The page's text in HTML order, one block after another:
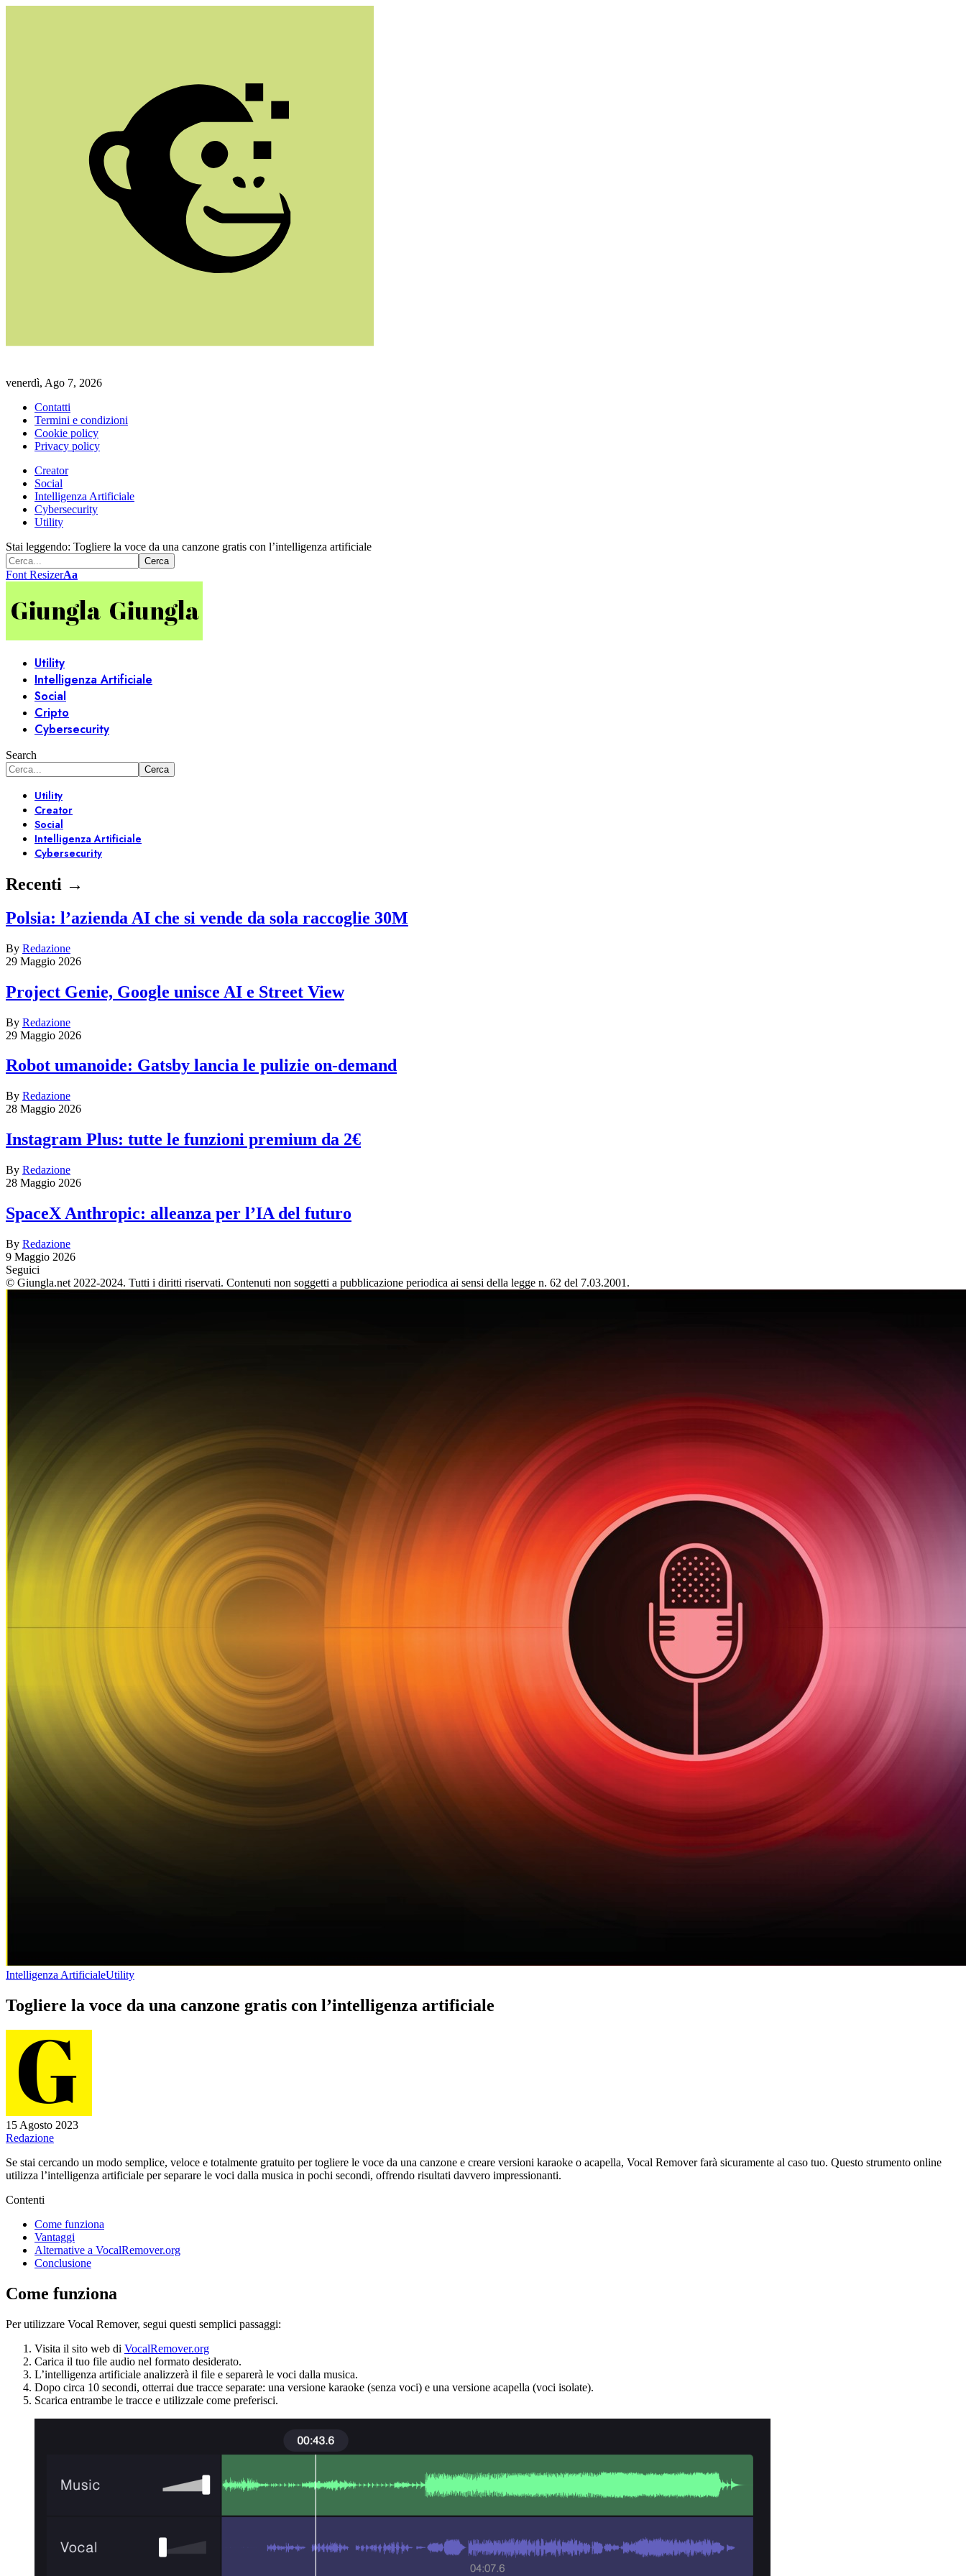
venerdì, Ago 7, 2026
Contatti
Termini e condizioni
Cookie policy
Privacy policy
Creator
Social
Intelligenza Artificiale
Cybersecurity
Utility
Stai leggendo: Togliere la voce da una canzone gratis con l’intelligenza artificiale
Font ResizerAa
Utility
Intelligenza Artificiale
Social
Cripto
Cybersecurity
Search
Utility
Creator
Social
Intelligenza Artificiale
Cybersecurity
Recenti →
Polsia: l’azienda AI che si vende da sola raccoglie 30M
By Redazione
29 Maggio 2026
Project Genie, Google unisce AI e Street View
By Redazione
29 Maggio 2026
Robot umanoide: Gatsby lancia le pulizie on-demand
By Redazione
28 Maggio 2026
Instagram Plus: tutte le funzioni premium da 2€
By Redazione
28 Maggio 2026
SpaceX Anthropic: alleanza per l’IA del futuro
By Redazione
9 Maggio 2026
Seguici
© Giungla.net 2022-2024. Tutti i diritti riservati. Contenuti non soggetti a pubblicazione periodica ai sensi della legge n. 62 del 7.03.2001.
Intelligenza ArtificialeUtility
Togliere la voce da una canzone gratis con l’intelligenza artificiale
15 Agosto 2023
Redazione
Se stai cercando un modo semplice, veloce e totalmente gratuito per togliere le voce da una canzone e creare versioni karaoke o acapella, Vocal Remover farà sicuramente al caso tuo. Questo strumento online
utilizza l’intelligenza artificiale per separare le voci dalla musica in pochi secondi, offrendo risultati davvero impressionanti.
Contenti
Come funziona
Vantaggi
Alternative a VocalRemover.org
Conclusione
Come funziona
Per utilizzare Vocal Remover, segui questi semplici passaggi:
Visita il sito web di VocalRemover.org
Carica il tuo file audio nel formato desiderato.
L’intelligenza artificiale analizzerà il file e separerà le voci dalla musica.
Dopo circa 10 secondi, otterrai due tracce separate: una versione karaoke (senza voci) e una versione acapella (voci isolate).
Scarica entrambe le tracce e utilizzale come preferisci.